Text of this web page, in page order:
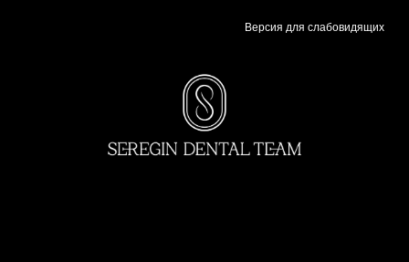
Версия для слабовидящих